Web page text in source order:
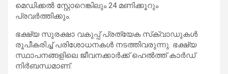
മെഡിക്കല്‍ സ്റ്റോറെങ്കിലും 24 മണിക്കൂറും
പ്രവര്‍ത്തിക്കും.
ഭക്ഷ്യ സുരക്ഷാ വകുപ്പ് പ്രത്യേക സ്‌ക്വാഡുകള്‍
രൂപീകരിച്ച് പരിശോധനകള്‍ നടത്തിവരുന്നു. ഭക്ഷ്യ
സ്ഥാപനങ്ങളിലെ ജീവനക്കാര്‍ക്ക് ഹെല്‍ത്ത് കാര്‍ഡ്
നിര്‍ബന്ധമാണ്.